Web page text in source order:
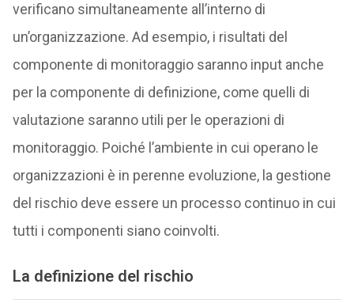
verificano simultaneamente all’interno di
un’organizzazione. Ad esempio, i risultati del
componente di monitoraggio saranno input anche
per la componente di definizione, come quelli di
valutazione saranno utili per le operazioni di
monitoraggio. Poiché l’ambiente in cui operano le
organizzazioni è in perenne evoluzione, la gestione
del rischio deve essere un processo continuo in cui
tutti i componenti siano coinvolti.
La definizionedel rischio